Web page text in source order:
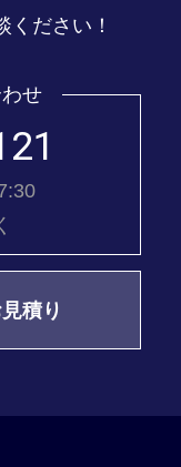
ください！
せ
積り